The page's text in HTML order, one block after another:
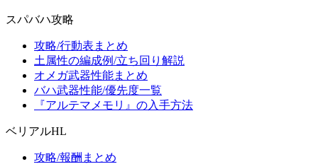
スパバハ攻略
攻略/行動表まとめ
土属性の編成例/立ち回り解説
オメガ武器性能まとめ
バハ武器性能/優先度一覧
『アルテマメモリ』の入手方法
ベリアルHL
攻略/報酬まとめ